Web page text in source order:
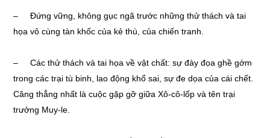
– Đứng vững, không gục ngã trước những thử thách và tai
họa vô cùng tàn khốc của kẻ thù, của chiến tranh.
– Các thử thách và tai họa về vật chất: sự đày đọa ghề gớm
trong các trại tù binh, lao động khổ sai, sự đe dọa của cái chết.
Căng thẳng nhất là cuộc gặp gỡ giữa Xô-cô-lốp và tên trại
trưởng Muy-le.